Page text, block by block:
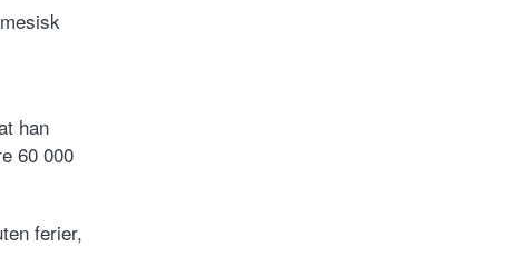
han
60 000
ferier,